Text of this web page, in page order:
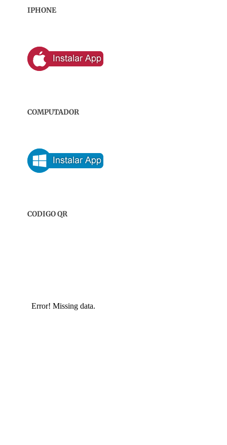
IPHONE
COMPUTADOR
CODIGO QR